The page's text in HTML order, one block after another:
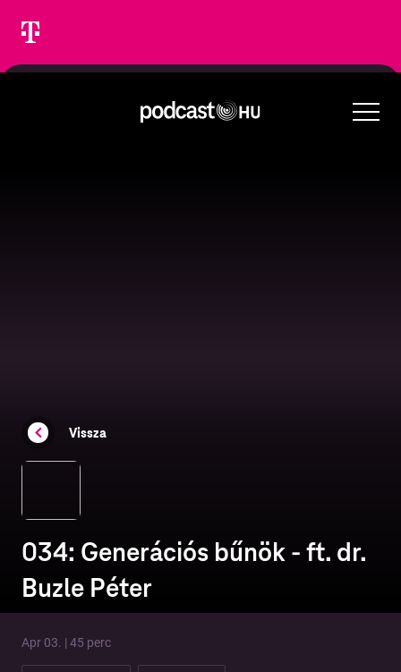
Vissza
034: Generációs bűnök - ft. dr.
Buzle Péter
Apr 03. | 45 perc